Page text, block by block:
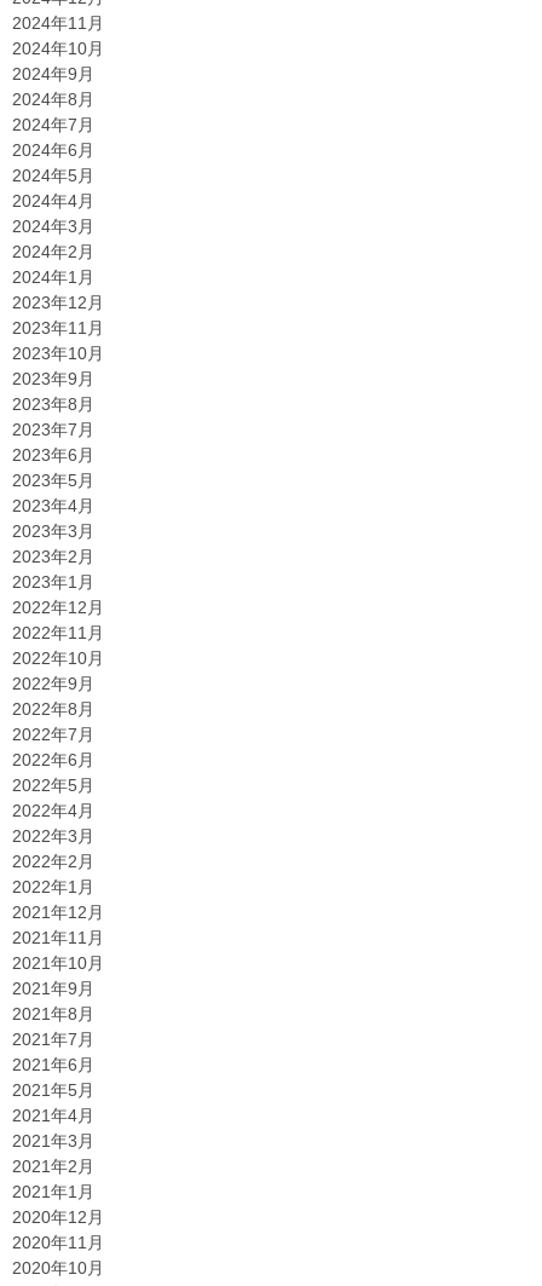
2024年11月
2024年10月
2024年9月
2024年8月
2024年7月
2024年6月
2024年5月
2024年4月
2024年3月
2024年2月
2024年1月
2023年12月
2023年11月
2023年10月
2023年9月
2023年8月
2023年7月
2023年6月
2023年5月
2023年4月
2023年3月
2023年2月
2023年1月
2022年12月
2022年11月
2022年10月
2022年9月
2022年8月
2022年7月
2022年6月
2022年5月
2022年4月
2022年3月
2022年2月
2022年1月
2021年12月
2021年11月
2021年10月
2021年9月
2021年8月
2021年7月
2021年6月
2021年5月
2021年4月
2021年3月
2021年2月
2021年1月
2020年12月
2020年11月
2020年10月